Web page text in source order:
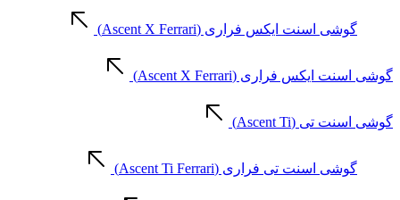
گوشی اسنت ایکس فراری (Ascent X Ferrari)
گوشی اسنت ایکس فراری (Ascent X Ferrari)
گوشی اسنت تی (Ascent Ti)
گوشی اسنت تی فراری (Ascent Ti Ferrari)